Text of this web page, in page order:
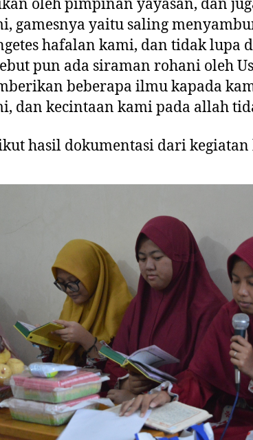
oleh pimpinan yayasan, dan
gamesnya yaitu saling
hafalan kami, dan tidak lupa
pun ada siraman rohani oleh
beberapa ilmu kapada
dan kecintaan kami pada allah
hasil dokumentasi dari kegiatan